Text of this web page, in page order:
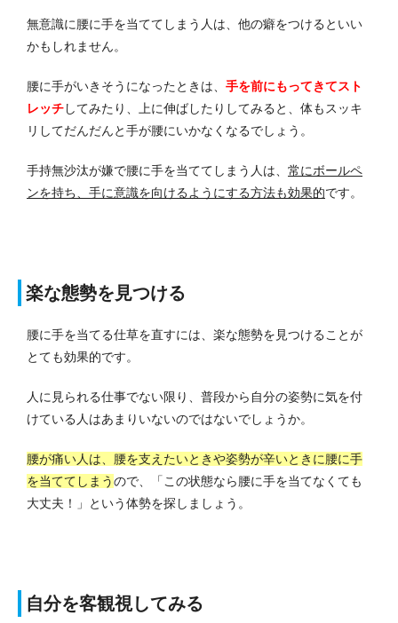
無意識に腰に手を当ててしまう人は、他の癖をつけるといい
かもしれません。
腰に手がいきそうになったときは、 手を前にもってきてスト
レッチしてみたり、上に伸ばしたりしてみると、体もスッキ
リしてだんだんと手が腰にいかなくなるでしょう。
手持無沙汰が嫌で腰に手を当ててしまう人は、 常にボールペ
ンを持ち、手に意識を向けるようにする方法も効果的です。
楽な態勢を見つける
腰に手を当てる仕草を直すには、楽な態勢を見つけることが
とても効果的です。
人に見られる仕事でない限り、普段から自分の姿勢に気を付
けている人はあまりいないのではないでしょうか。
腰が痛い人は、腰を支えたいときや姿勢が辛いときに腰に手
を当ててしまうので、「この状態なら腰に手を当てなくても
大丈夫！」という体勢を探しましょう。
自分を客観視してみる